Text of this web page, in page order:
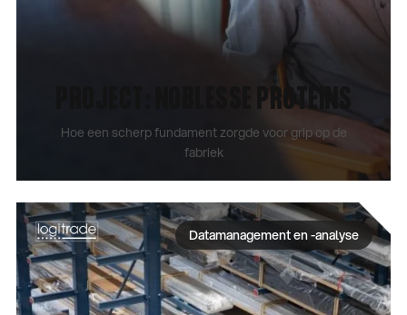
PROJECT: NOBLESSE PROTEINS
Hoe een scherp fundament zorgde voor grip op de
fabriek
Datamanagement en -analyse